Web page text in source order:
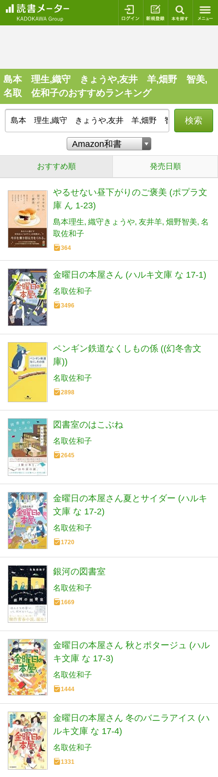
ログイン 新規登録
島本 理生,織守 きょうや,友井 羊,畑野 智美,
名取 佐和子のおすすめランキング
検索
おすすめ順 発売日順
やるせない昼下がりのご褒美 (ポプラ文
庫 ん 1-23)
島本理生 織守きょうや 友井羊 畑野智美 名
取佐和子
364
金曜日の本屋さん (ハルキ文庫 な 17-1)
名取佐和子
3496
ペンギン鉄道なくしもの係 ((幻冬舎文
庫))
名取佐和子
2898
図書室のはこぶね
名取佐和子
2645
金曜日の本屋さん夏とサイダー (ハルキ
文庫 な 17-2)
名取佐和子
1720
銀河の図書室
名取佐和子
1669
金曜日の本屋さん 秋とポタージュ (ハル
キ文庫 な 17-3)
名取佐和子
1444
金曜日の本屋さん 冬のバニラアイス (ハ
ルキ文庫 な 17-4)
名取佐和子
1331